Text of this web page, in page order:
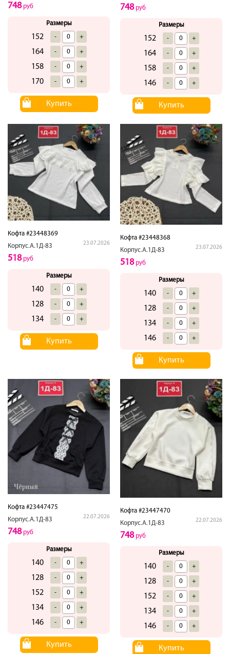
748руб
Размеры
152 - +
164 - +
158 - +
170 - +
Купить
748руб
Размеры
152 - +
164 - +
158 - +
146 - +
Купить
Кофта #23448369
Корпус.А.1Д-83
23.07.2026
518руб
Размеры
140 - +
128 - +
134 - +
Купить
Кофта #23448368
Корпус.А.1Д-83
23.07.2026
518руб
Размеры
140 - +
128 - +
134 - +
146 - +
Купить
Кофта #23447475
Корпус.А.1Д-83
22.07.2026
748руб
Размеры
140 - +
128 - +
152 - +
134 - +
146 - +
Купить
Кофта #23447470
Корпус.А.1Д-83
22.07.2026
748руб
Размеры
140 - +
128 - +
152 - +
134 - +
146 - +
Купить